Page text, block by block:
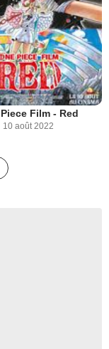
Film - Red
10 août 2022